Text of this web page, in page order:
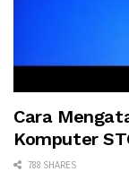
Cara
Komputer
788 SHARES